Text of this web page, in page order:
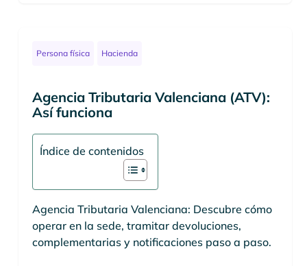
Persona física Hacienda
Agencia Tributaria Valenciana (ATV):
Así funciona
Índice de contenidos
Agencia Tributaria Valenciana: Descubre cómo
operar en la sede, tramitar devoluciones,
complementarias y notificaciones paso a paso.